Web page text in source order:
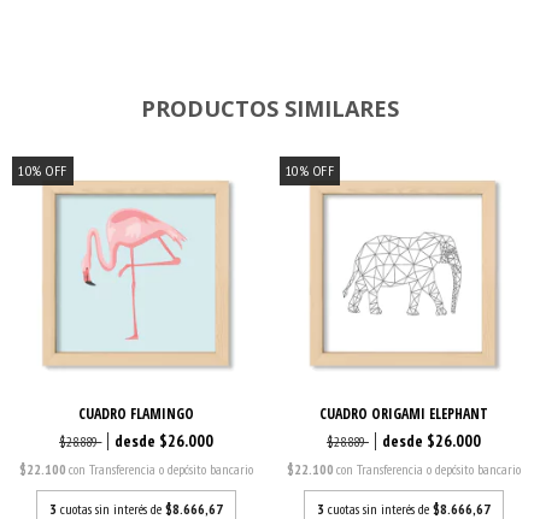
PRODUCTOS SIMILARES
10% OFF
CUADRO FLAMINGO
$28.889 $26.000
$22.100con Transferencia o depósito bancario
3 cuotas sin interés de$8.666,67
10% OFF
CUADRO ORIGAMI ELEPHANT
$28.889 $26.000
$22.100 con Transferencia o depósito bancario
3 cuotas sin interés de $8.666,67